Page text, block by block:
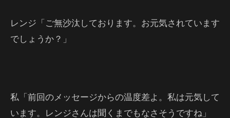
レンジ「ご無沙汰しております。お元気されています
でしょうか？」
私「前回のメッセージからの温度差よ。私は元気して
います。レンジさんは聞くまでもなさそうですね」